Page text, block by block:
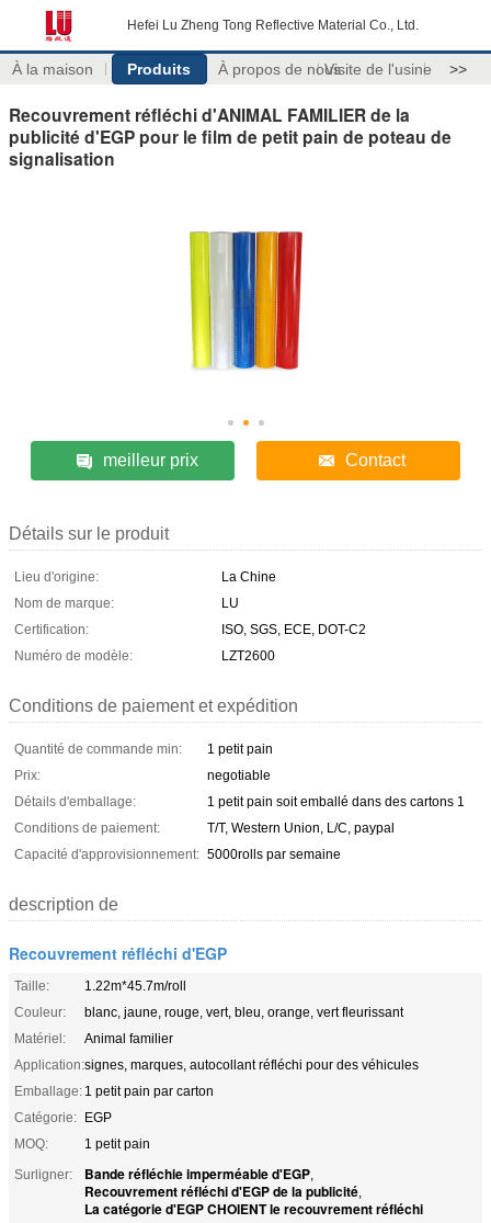
Hefei Lu Zheng Tong Reflective Material Co., Ltd.
À la maison Produits À propos de nousVisite de l'usine >>
Recouvrement réfléchi d'ANIMAL FAMILIER de la
publicité d'EGP pour le film de petit pain de poteau de
signalisation
meilleur prix Contact
Détails sur le produit
Lieu d'origine:
La Chine
Nom de marque:
LU
Certification:
ISO, SGS, ECE, DOT-C2
Numéro de modèle:
LZT2600
Conditions de paiement et expédition
Quantité de commande min:
1 petit pain
Prix:
negotiable
Détails d'emballage:
1 petit pain soit emballé dans des cartons 1
Conditions de paiement:
T/T, Western Union, L/C, paypal
Capacité d'approvisionnement: 5000rolls par semaine
description de
Recouvrement réfléchi d'EGP
Taille:
1.22m*45.7m/roll
Couleur:
blanc, jaune, rouge, vert, bleu, orange, vert fleurissant
Matériel:
Animal familier
Application:signes, marques, autocollant réfléchi pour des véhicules
Emballage: 1 petit pain par carton
Catégorie: EGP
MOQ:
1 petit pain
Surligner:
Bande réfléchie imperméable d'EGP,
Recouvrement réfléchi d'EGP de la publicité,
La catégorie d'EGP CHOIENT le recouvrement réfléchi